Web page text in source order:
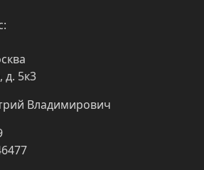
д. 5к3
Владимирович